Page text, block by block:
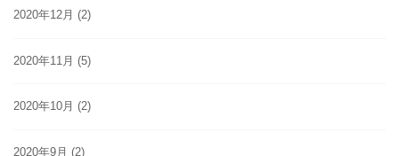
2020年12月 (2)
2020年11月 (5)
2020年10月 (2)
2020年9月 (2)